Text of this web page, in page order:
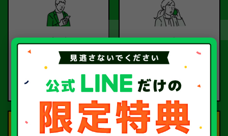
ご依頼
お電話または査定フォー
ご依頼ください。
査定
査定のプロが
お電話で回答いたしま
す。
Step.3 Step.4